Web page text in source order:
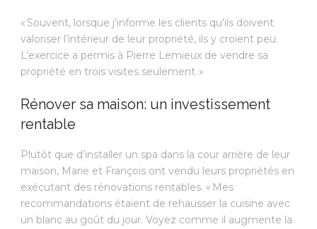
« Souvent, lorsque j’informe les clients qu’ils doivent
valoriser l’intérieur de leur propriété, ils y croient peu.
L’exercice a permis à Pierre Lemieux de vendre sa
propriété en trois visites seulement. »
Rénover sa maison: un investissement
rentable
Plutôt que d’installer un spa dans la cour arrière de leur
maison, Marie et François ont vendu leurs propriétés en
exécutant des rénovations rentables. « Mes
recommandations étaient de rehausser la cuisine avec
un blanc au goût du jour. Voyez comme il augmente la